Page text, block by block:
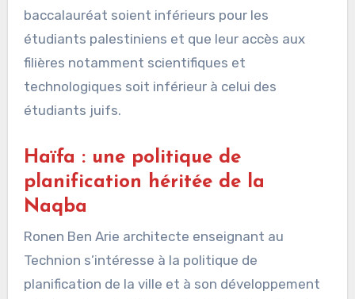
baccalauréat soient inférieurs pour les
étudiants palestiniens et que leur accès aux
filières notamment scientifiques et
technologiques soit inférieur à celui des
étudiants juifs.
Haïfa : une politique de
planification héritée de la
Naqba
Ronen Ben Arie architecte enseignant au
Technion s’intéresse à la politique de
planification de la ville et à son développement